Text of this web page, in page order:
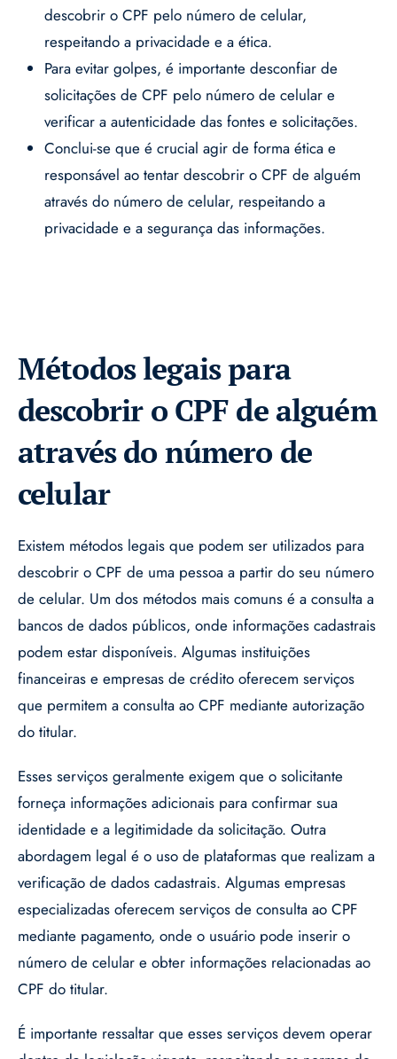
descobrir o CPF pelo número de celular,
respeitando a privacidade e a ética.
Para evitar golpes, é importante desconfiar de
solicitações de CPF pelo número de celular e
verificar a autenticidade das fontes e solicitações.
Conclui-se que é crucial agir de forma ética e
responsável ao tentar descobrir o CPF de alguém
através do número de celular, respeitando a
privacidade e a segurança das informações.
Métodos legais para
descobrir o CPF de alguém
através do número de
celular
Existem métodos legais que podem ser utilizados para
descobrir o CPF de uma pessoa a partir do seu número
de celular. Um dos métodos mais comuns é a consulta a
bancos de dados públicos, onde informações cadastrais
podem estar disponíveis. Algumas instituições
financeiras e empresas de crédito oferecem serviços
que permitem a consulta ao CPF mediante autorização
do titular.
Esses serviços geralmente exigem que o solicitante
forneça informações adicionais para confirmar sua
identidade e a legitimidade da solicitação. Outra
abordagem legal é o uso de plataformas que realizam a
verificação de dados cadastrais. Algumas empresas
especializadas oferecem serviços de consulta ao CPF
mediante pagamento, onde o usuário pode inserir o
número de celular e obter informações relacionadas ao
CPF do titular.
É importante ressaltar que esses serviços devem operar